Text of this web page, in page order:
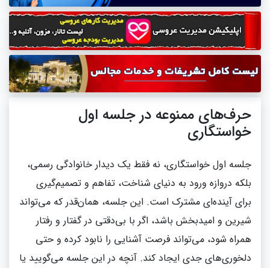
حرف‌های ممنوعه در جلسه اول
خواستگاری
جلسه اول خواستگاری، نه فقط یک دیدار خانوادگی رسمی،
بلکه دروازه ورود به دنیای شناخت، تفاهم و تصمیم‌گیری
برای آینده‌ای مشترک است. این جلسه، همان‌قدر که می‌تواند
شیرین و امیدبخش باشد، اگر با بی‌دقتی در گفتار و رفتار
همراه شود، می‌تواند فرصت آشنایی را نابود کرده و حتی
دلخوری‌های جدی ایجاد کند. آنچه در این جلسه می‌گویید یا